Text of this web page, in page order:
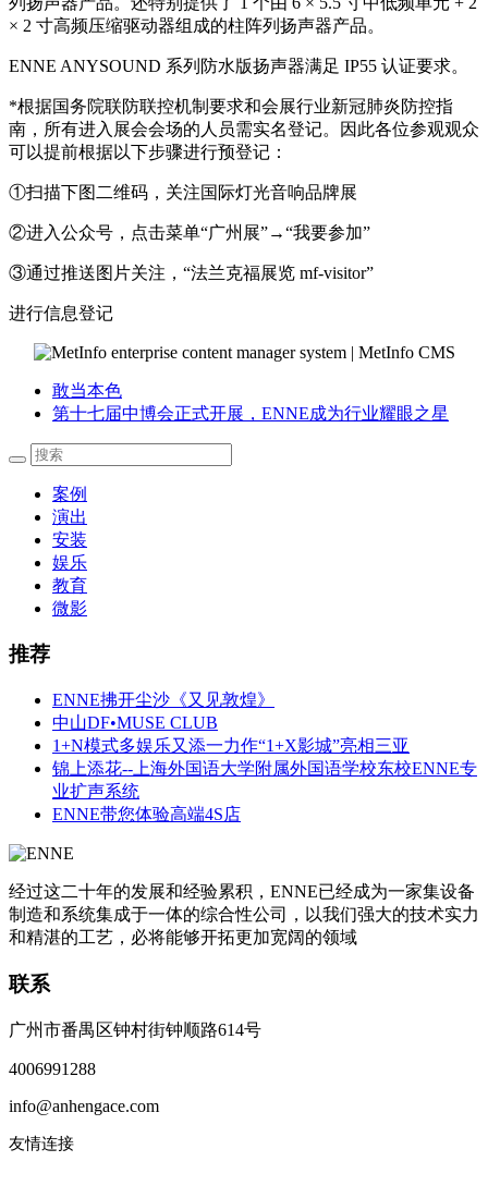
× 2 寸高频压缩驱动器组成的柱阵列扬声器产品。
ENNE ANYSOUND 系列防水版扬声器满足 IP55 认证要求。
*根据国务院联防联控机制要求和会展行业新冠肺炎防控指
南，所有进入展会会场的人员需实名登记。因此各位参观观众
可以提前根据以下步骤进行预登记：
①扫描下图二维码，关注国际灯光音响品牌展
②进入公众号，点击菜单“广州展”→“我要参加”
③通过推送图片关注，“法兰克福展览 mf-visitor”
进行信息登记
敢当本色
第十七届中博会正式开展，ENNE成为行业耀眼之星
案例
演出
安装
娱乐
教育
微影
推荐
ENNE拂开尘沙《又见敦煌》
中山DF•MUSE CLUB
1+N模式多娱乐又添一力作“1+X影城”亮相三亚
锦上添花--上海外国语大学附属外国语学校东校ENNE专
业扩声系统
ENNE带您体验高端4S店
经过这二十年的发展和经验累积，ENNE已经成为一家集设备
制造和系统集成于一体的综合性公司，以我们强大的技术实力
和精湛的工艺，必将能够开拓更加宽阔的领域
联系
广州市番禺区钟村街钟顺路614号
4006991288
info@anhengace.com
友情连接